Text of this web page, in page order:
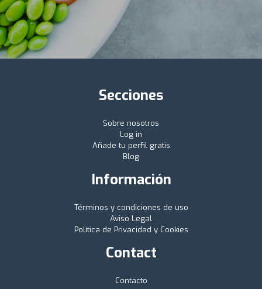
Secciones
Sobre nosotros
Log in
Añade tu perfil gratis
Blog
Información
Términos y condiciones de uso
Aviso Legal
Política de Privacidad y Cookies
Contact
Contacto